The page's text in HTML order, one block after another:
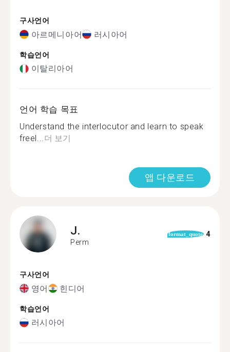
구사언어
아르메니아어 러시아어
학습언어
이탈리아어
언어 학습 목표
Understand the interlocutor and learn to speak
freel...더 보기
앱 다운로드
J.
Perm
format_quote 4
구사언어
영어 힌디어
학습언어
러시아어